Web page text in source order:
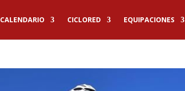
CALENDARIO CICLORED EQUIPACIONES